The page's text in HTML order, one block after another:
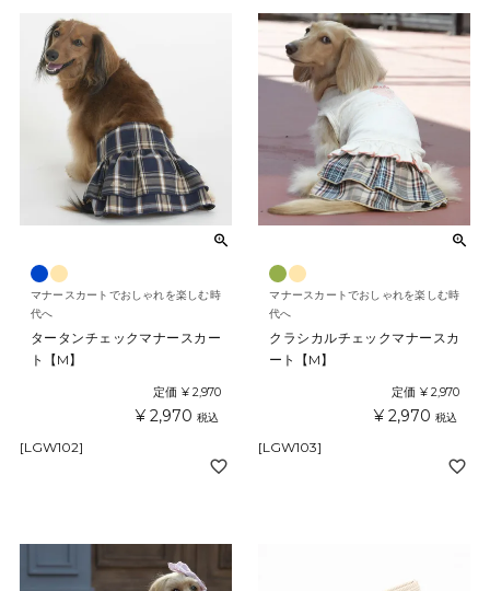
マナースカートでおしゃれを楽しむ時
代へ
タータンチェックマナースカー
ト【M】
定価 ¥ 2,970
¥ 2,970 税込
[LGW102]
マナースカートでおしゃれを楽しむ時
代へ
クラシカルチェックマナースカ
ート【M】
定価 ¥ 2,970
¥ 2,970 税込
[LGW103]